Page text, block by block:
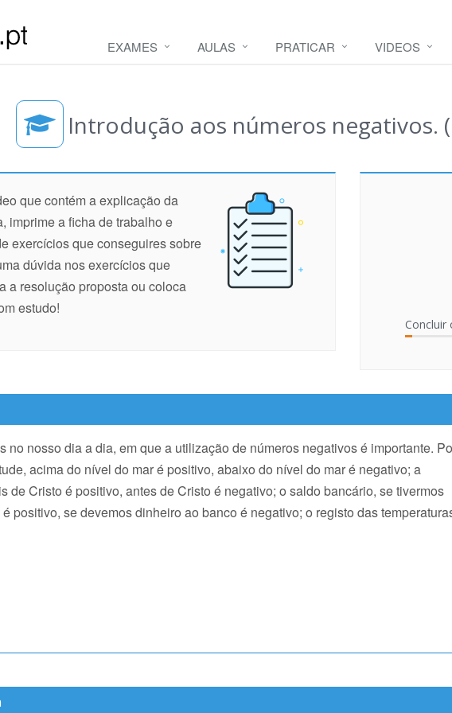
EXAMES AULAS PRATICAR VIDEOS
Introdução aos números negativos.
que contém a explicação da
imprime a ficha de trabalho e
exercícios que conseguires sobre
dúvida nos exercícios que
a resolução proposta ou coloca
estudo!
Concluir
no nosso dia a dia, em que a utilização de números negativos é importante.
acima do nível do mar é positivo, abaixo do nível do mar é negativo; a
de Cristo é positivo, antes de Cristo é negativo; o saldo bancário, se tivermos
positivo, se devemos dinheiro ao banco é negativo; o registo das